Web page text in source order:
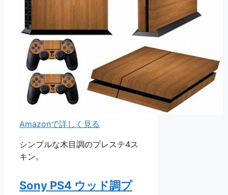
Amazonで詳しく見る
シンプルな木目調のプレステ4ス
キン。
Sony PS4 ウッド調プ